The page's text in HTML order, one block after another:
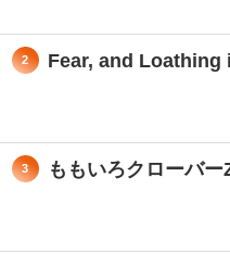
2 Fear, and Loathing
3 ももいろクローバー